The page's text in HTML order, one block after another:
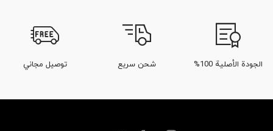
الجودة الأصلية 100% شحن سريع توصيل مجاني